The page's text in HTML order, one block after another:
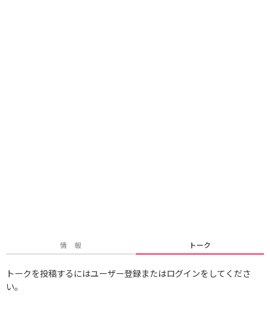
情 報 トーク
トークを投稿するにはユーザー登録またはログインをしてくださ
い。